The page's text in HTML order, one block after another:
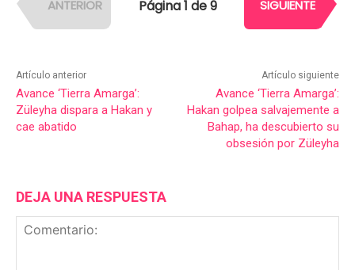
ANTERIOR Página 1 de 9 SIGUIENTE
Artículo anterior
Avance ‘Tierra Amarga’:
Züleyha dispara a Hakan y
cae abatido
Artículo siguiente
Avance ‘Tierra Amarga’:
Hakan golpea salvajemente a
Bahap, ha descubierto su
obsesión por Züleyha
DEJA UNA RESPUESTA